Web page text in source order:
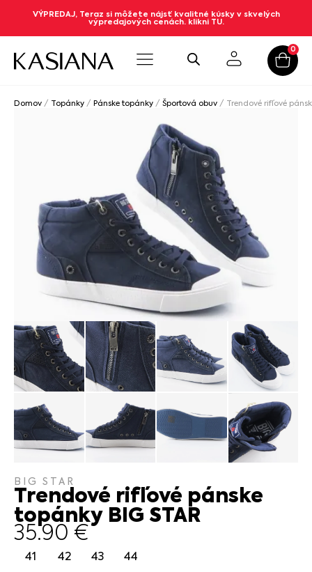
VÝPREDAJ, Teraz si môžete nájsť kvalitné kúsky v skvelých
výpredajových cenách. klikni TU.
0
Domov / Topánky / Pánske topánky / Športová obuv / Trendové rifľové
BIG STAR
Trendové rifľové pánske
topánky BIG STAR
35.90 €
41 42 43 44